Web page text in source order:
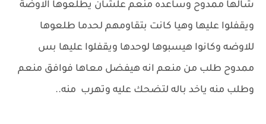
شالها ممدوح وساعده منعم علشان يطلعوها الاوضة
ويقفلوا عليها وهيا كانت بتقاومهم لحدما طلعوها
للاوضه وكانوا هيسبوها لوحدها ويقفلوا عليها بس
ممدوح طلب من منعم انه هيفضل معاها فوافق منعم
وطلب منه ياخد باله لتضحك عليه وتهرب منه..